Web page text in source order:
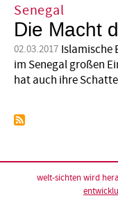
Senegal
Die Macht
02.03.2017 Islamische
im Senegal großen
hat auch ihre
welt-sichten wird